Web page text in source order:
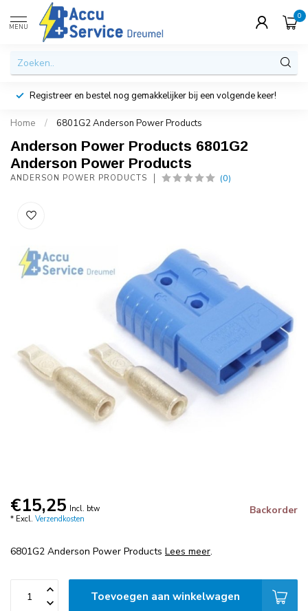
MENU
0
Registreer en bestel nog gemakkelijker bij een volgende keer!
Home / 6801G2 Anderson Power Products
Anderson Power Products 6801G2
Anderson Power Products
ANDERSON POWER PRODUCTS (0)
€15,25 Incl. btw
* Excl. Verzendkosten
Backorder
6801G2 Anderson Power Products Lees meer.
Toevoegen aan winkelwagen